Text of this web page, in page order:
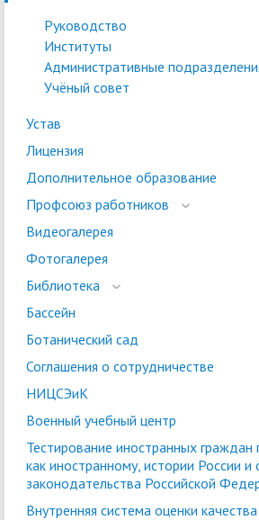
Руководство
Институты
Административные
Учёный совет
Устав
Лицензия
Дополнительное образование
Профсоюз работников
Видеогалерея
Фотогалерея
Библиотека
Бассейн
Ботанический сад
Соглашения о сотрудничестве
НИЦСЭиК
Военный учебный центр
Тестирование иностранных граждан
как иностранному, истории России и
законодательства Российской
Внутренняя система оценки